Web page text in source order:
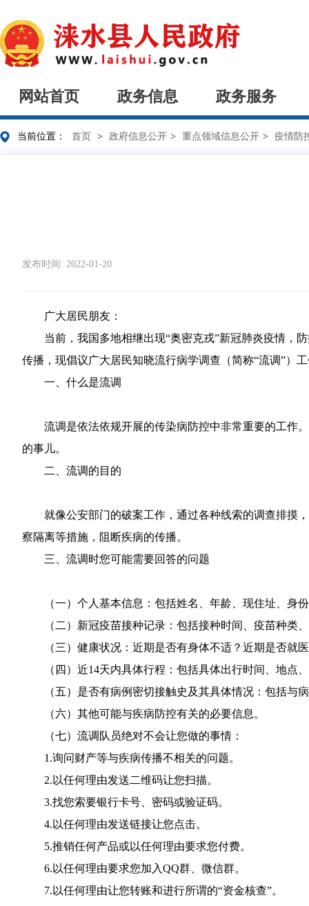
网站首页 政务信息 政务服务
当前位置： 首页 > 政府信息公开 > 重点领域信息公开 > 疫情防
发布时间: 2022-01-20
广大居民朋友：
当前，我国多地相继出现“奥密克戎”新冠肺炎疫情，
传播，现倡议广大居民知晓流行病学调查（简称“流调”）
一、什么是流调
流调是依法依规开展的传染病防控中非常重要的工作
的事儿。
二、流调的目的
就像公安部门的破案工作，通过各种线索的调查排摸
察隔离等措施，阻断疾病的传播。
三、流调时您可能需要回答的问题
（一）个人基本信息：包括姓名、年龄、现住址、身
（二）新冠疫苗接种记录：包括接种时间、疫苗种
（三）健康状况：近期是否有身体不适？近期是否
（四）近14天内具体行程：包括具体出行时间、地
（五）是否有病例密切接触史及其具体情况：包括与
（六）其他可能与疾病防控有关的必要信息。
（七）流调队员绝对不会让您做的事情：
1.询问财产等与疾病传播不相关的问题。
2.以任何理由发送二维码让您扫描。
3.找您索要银行卡号、密码或验证码。
4.以任何理由发送链接让您点击。
5.推销任何产品或以任何理由要求您付费。
6.以任何理由要求您加入QQ群、微信群。
7.以任何理由让您转账和进行所谓的“资金核查”。